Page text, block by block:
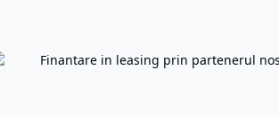
Finantare in leasing prin partenerul